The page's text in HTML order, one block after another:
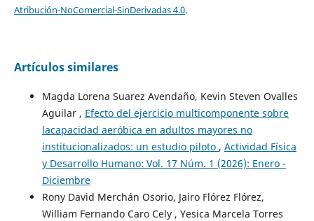
Atribución-NoComercial-SinDerivadas 4.0.
Artículos similares
Magda Lorena Suarez Avendaño, Kevin Steven Ovalles
Aguilar , Efecto del ejercicio multicomponente sobre
lacapacidad aeróbica en adultos mayores no
institucionalizados: un estudio piloto , Actividad Física
y Desarrollo Humano: Vol. 17 Núm. 1 (2026): Enero -
Diciembre
Rony David Merchán Osorio, Jairo Flórez Flórez,
William Fernando Caro Cely , Yesica Marcela Torres